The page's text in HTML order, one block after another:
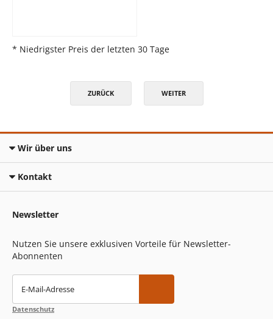
* Niedrigster Preis der letzten 30 Tage
ZURÜCK WEITER
Wir über uns
Kontakt
Newsletter
Nutzen Sie unsere exklusiven Vorteile für Newsletter-
Abonnenten
E-Mail-Adresse
Datenschutz